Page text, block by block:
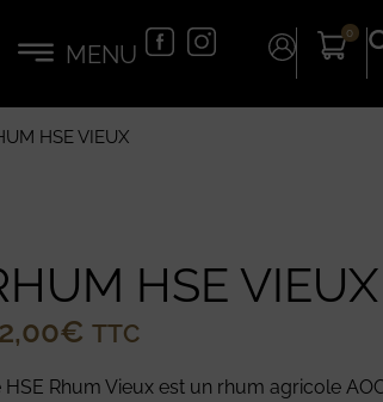
0
HSE VIEUX
HSE VIEUX
€ TTC
HSE Rhum Vieux est un rhum agricole